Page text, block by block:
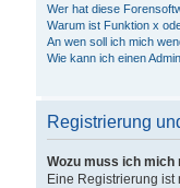
Wer hat diese
Warum ist Funktion x
An wen soll ich mich
Wie kann ich einen
Registrierung
Wozu muss ich
Eine Registrierung